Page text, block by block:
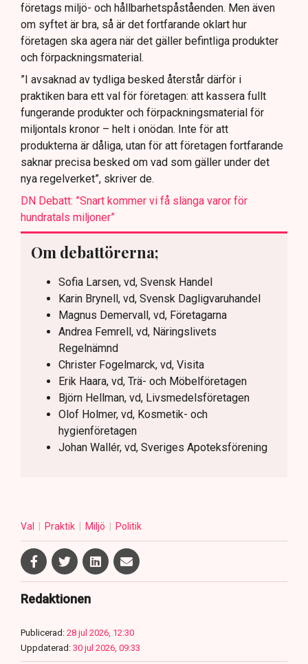
företags miljö- och hållbarhetspåståenden. Men även
om syftet är bra, så är det fortfarande oklart hur
företagen ska agera när det gäller befintliga produkter
och förpackningsmaterial.
”I avsaknad av tydliga besked återstår därför i
praktiken bara ett val för företagen: att kassera fullt
fungerande produkter och förpackningsmaterial för
miljontals kronor – helt i onödan. Inte för att
produkterna är dåliga, utan för att företagen fortfarande
saknar precisa besked om vad som gäller under det
nya regelverket”, skriver de.
DN Debatt: ”Snart kommer vi få slänga varor för
hundratals miljoner”
Om debattörerna;
Sofia Larsen, vd, Svensk Handel
Karin Brynell, vd, Svensk Dagligvaruhandel
Magnus Demervall, vd, Företagarna
Andrea Femrell, vd, Näringslivets
Regelnämnd
Christer Fogelmarck, vd, Visita
Erik Haara, vd, Trä- och Möbelföretagen
Björn Hellman, vd, Livsmedelsföretagen
Olof Holmer, vd, Kosmetik- och
hygienföretagen
Johan Wallér, vd, Sveriges Apoteksförening
Val Praktik Miljö Politik
Redaktionen
Publicerad: 28 jul 2026, 12:30
Uppdaterad: 30 jul 2026, 09:33